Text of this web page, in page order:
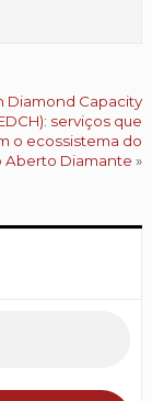
Diamond Capacity
serviços que
o ecossistema do
Aberto Diamante »